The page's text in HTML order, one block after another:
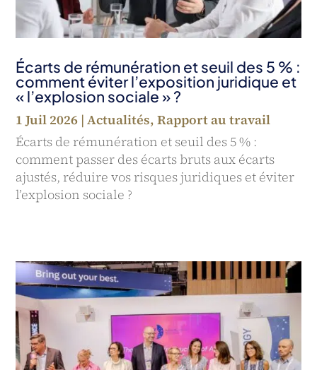
Écarts de rémunération et seuil des 5 % :
comment éviter l’exposition juridique et
« l’explosion sociale » ?
1 Juil 2026 |Actualités,Rapport au travail
Écarts de rémunération et seuil des 5 % :
comment passer des écarts bruts aux écarts
ajustés, réduire vos risques juridiques et éviter
l’explosion sociale ?